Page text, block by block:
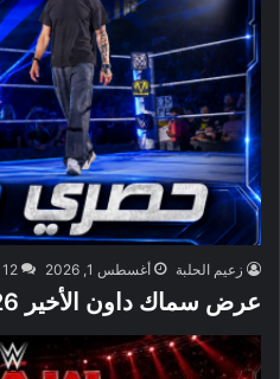
زعيم الحلبة أغسطس 1, 2026 12
عرض سماك داون الأخير 31/7/2026 كامل مترجم